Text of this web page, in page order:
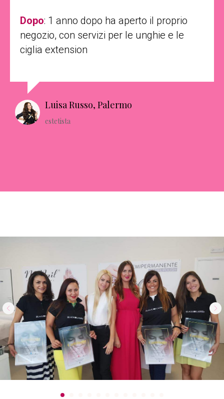
Dopo: 1 anno dopo ha aperto il proprio
negozio, con servizi per le unghie e le
ciglia extension
Luisa Russo, Palermo
estetista